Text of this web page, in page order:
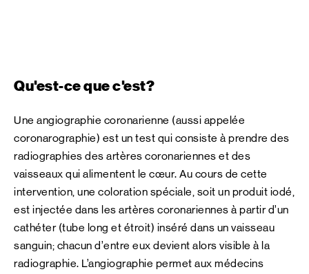
Qu'est-ce que c'est?
Une angiographie coronarienne (aussi appelée
coronarographie) est un test qui consiste à prendre des
radiographies des artères coronariennes et des
vaisseaux qui alimentent le cœur. Au cours de cette
intervention, une coloration spéciale, soit un produit iodé,
est injectée dans les artères coronariennes à partir d’un
cathéter (tube long et étroit) inséré dans un vaisseau
sanguin; chacun d’entre eux devient alors visible à la
radiographie. L’angiographie permet aux médecins